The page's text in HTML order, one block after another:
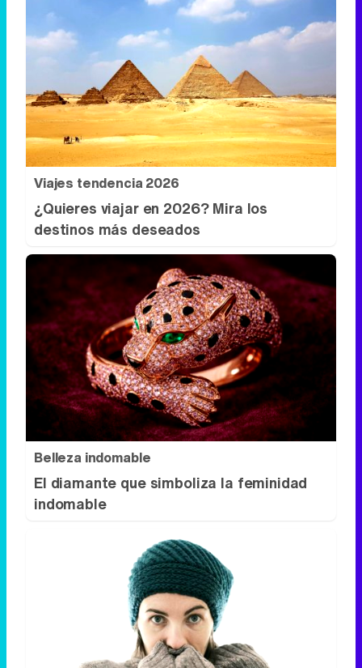
Viajes tendencia 2026
¿Quieres viajar en 2026? Mira los
destinos más deseados
Belleza indomable
El diamante que simboliza la feminidad
indomable